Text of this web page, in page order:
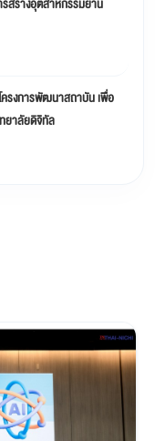
สร้างอุตสาหกรรมยาน
ครงการพัฒนาสถาบัน เพื่อ
ยาลัยดิจิทัล